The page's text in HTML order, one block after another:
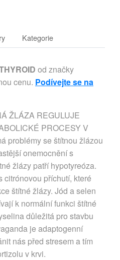
Kategorie
od značky
cenu. Podívejte se na
ŽLÁZA REGULUJE
PROCESY V
problémy se štítnou žlázou
onemocnění s
žlázy patří hypotyreóza.
citrónovou příchutí, které
štítné žlázy. Jód a selen
k normální funkci štítné
důležitá pro stavbu
je adaptogenní
nás před stresem a tím
v krvi.